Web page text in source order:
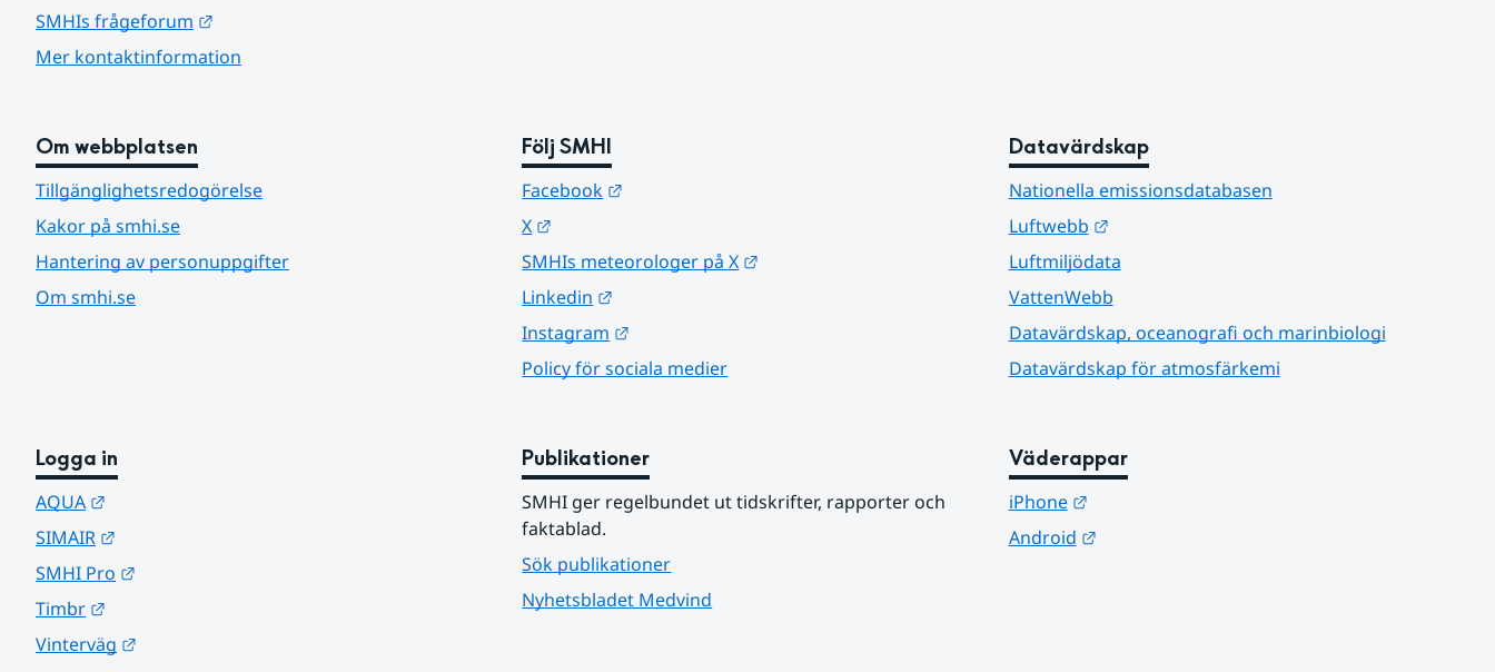
SMHIs frågeforum
Mer kontaktinformation
Om webbplatsen
Tillgänglighetsredogörelse
Kakor på smhi.se
Hantering av personuppgifter
Om smhi.se
Följ SMHI
Facebook
X
SMHIs meteorologer på X
Linkedin
Instagram
Policy för sociala medier
Datavärdskap
Nationella emissionsdatabasen
Luftwebb
Länk till annan webbplats.
Luftmiljödata
VattenWebb
Datavärdskap, oceanografi och marinbiologi
Datavärdskap för atmosfärkemi
Logga in
AQUA
SIMAIR
SMHI Pro
Timbr
Vinterväg
Publikationer
SMHI ger regelbundet ut tidskrifter, rapporter och
faktablad.
Sök publikationer
Nyhetsbladet Medvind
Väderappar
iPhone
Länk till annan webbplats.
Android
Länk till annan webbplats.